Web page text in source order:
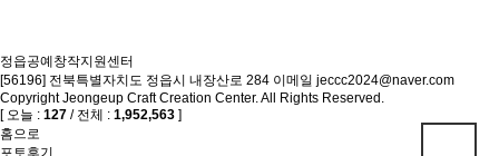
정읍공예창작지원센터
[56196] 전북특별자치도 정읍시 내장산로 284 이메일 jeccc2024@naver.com
Copyright Jeongeup Craft Creation Center. All Rights Reserved.
[ 오늘 : 127 / 전체 : 1,952,563 ]
홈으로
포토후기